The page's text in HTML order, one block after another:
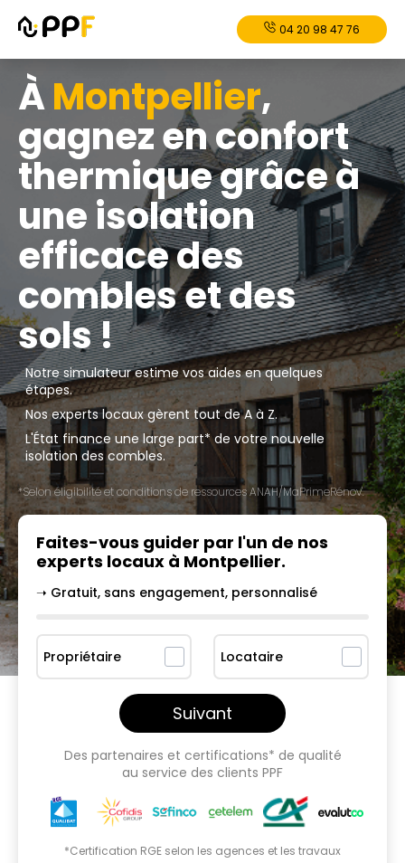
04 20 98 47 76
ÀMontpellier,
gagnez en confort
thermique grâce à
une isolation
efficace des
combles et des
sols !
Notre simulateur estime vos aides en quelques
étapes.
Nos experts locaux gèrent tout de A à Z.
L'État finance une large part* de votre nouvelle
isolation des combles.
*Selon éligibilité et conditions de ressources ANAH/MaPrimeRénov'.
Faites-vous guider par l'un de nos
experts locaux à Montpellier.
➝ Gratuit, sans engagement, personnalisé
Propriétaire Locataire
Suivant
Des partenaires et certifications* de qualité
au service des clients PPF
*Certification RGE selon les agences et les travaux